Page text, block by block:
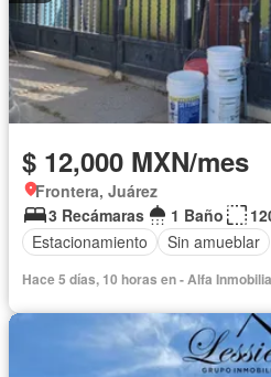
$ 12,000 MXN/mes
Frontera, Juárez
3 Recámaras
1 Baño
Estacionamiento
Sin amueblar
Hace 5 días, 10 horas en - Alfa